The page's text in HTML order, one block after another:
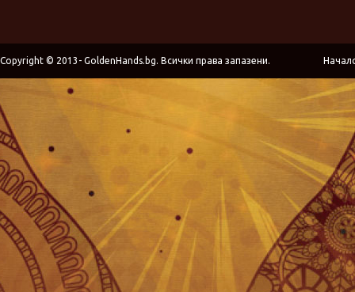
Copyright © 2013- GoldenHands.bg. Всички права запазени.